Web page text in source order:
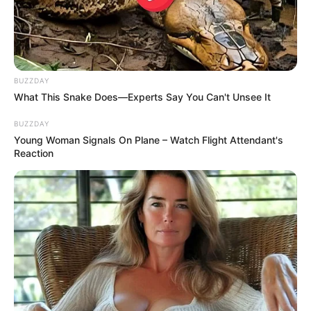
ώρα, η παράνομη αγορά γιγαντώνεται,
αποκαλύπτοντας μια επικίνδυνη οικονομική
πραγματικότητα για το 2025:
-900.000 Έλληνες αναζήτησαν κέρδη σε μη
αδειοδοτημένα δίκτυα
-2 δισεκατομμύρια ευρώ άγγιξε ο εκτιμώμενος
τζίρος της μαύρης αγοράς
-400 εκατομμύρια ευρώ χάθηκαν από τα
κρατικά ταμεία
Προκειμένου να ανακοπεί η οικονομική
BUZZDAY
What This Snake Does—Experts Say You Can't Unsee It
BUZZDAY
Young Woman Signals On Plane – Watch Flight Attendant's
Reaction